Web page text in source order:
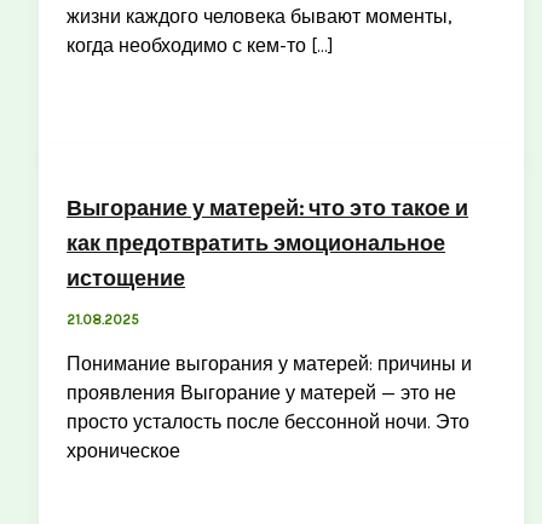
жизни каждого человека бывают моменты,
когда необходимо с кем-то […]
Выгорание у матерей: что это такое и
как предотвратить эмоциональное
истощение
21.08.2025
Понимание выгорания у матерей: причины и
проявления Выгорание у матерей — это не
просто усталость после бессонной ночи. Это
хроническое